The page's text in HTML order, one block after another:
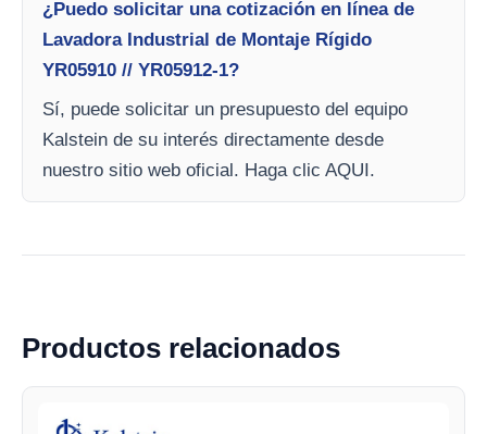
¿Puedo solicitar una cotización en línea de
Lavadora Industrial de Montaje Rígido
YR05910 // YR05912-1?
Sí, puede solicitar un presupuesto del equipo
Kalstein de su interés directamente desde
nuestro sitio web oficial. Haga clic AQUI.
Productos relacionados